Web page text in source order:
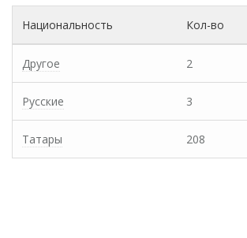
Национальность Кол-во
Другое 2
Русские 3
Татары 208